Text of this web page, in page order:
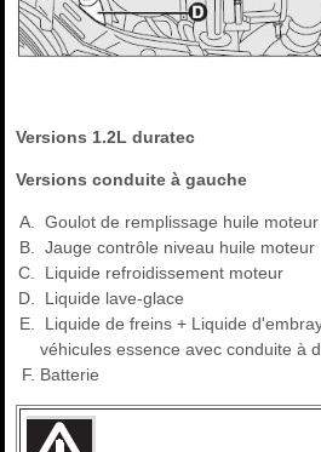
Versions 1.2L duratec
Versions conduite à gauche
Goulot de remplissage huile moteur
Jauge contrôle niveau huile moteur
Liquide refroidissement moteur
Liquide lave-glace
Liquide de freins + Liquide
véhicules essence avec conduite à
Batterie